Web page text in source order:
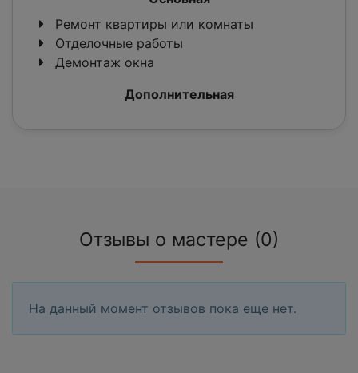
Ремонт квартиры или комнаты
Отделочные работы
Демонтаж окна
Дополнительная
Отзывы о мастере (0)
На данный момент отзывов пока еще нет.